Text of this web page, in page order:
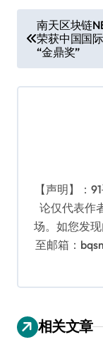
章
导
航
南天区块链
荣获中国国
“金鼎奖”
【声明】：
论仅代表作
场。如您发
至邮箱：
相关文章